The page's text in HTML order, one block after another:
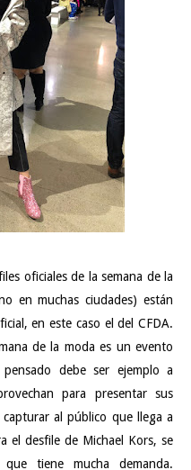
oficiales de la semana de la
en muchas ciudades) están
en este caso el del CFDA.
de la moda es un evento
debe ser ejemplo a
para presentar sus
al público que llega a
el desfile de Michael Kors, se
tiene mucha demanda.